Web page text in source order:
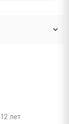
лет